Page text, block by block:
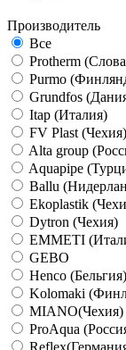
Производитель
Все
Protherm
Purmo
Grundfos
Itap (Италия)
FV Plast (Чехия)
Alta group
Aquapipe
Ballu
Ekoplastik
Dytron (Чехия)
EMMETI
GEBO
Henco (Бельгия)
Kolomaki
MIANO(Чехия)
ProAqua